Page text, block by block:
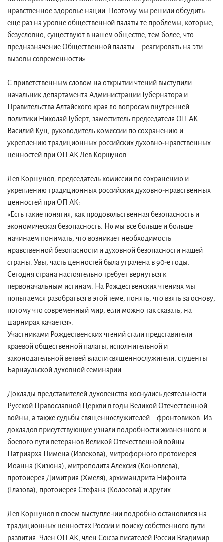
нравственное здоровье нации. Поэтому мы решили обсудить
ещё раз на уровне общественной палаты те проблемы, которые,
безусловно, существуют в нашем обществе, тем более, что
предназначение Общественной палаты – реагировать на эти
вызовы современности».
С приветственным словом на открытии чтений выступили
начальник департамента Администрации Губернатора и
Правительства Алтайского края по вопросам внутренней
политики Николай Губерт, заместитель председателя ОП АК
Василий Куц, руководитель комиссии по сохранению и
укреплению традиционных российских духовно-нравственных
ценностей при ОП АК Лев Коршунов.
Лев Коршунов, председатель комиссии по сохранению и
укреплению традиционных российских духовно-нравственных
ценностей при ОП АК:
«Есть такие понятия, как продовольственная безопасность и
экономическая безопасность. Но мы все больше и больше
начинаем понимать, что возникает необходимость
нравственной безопасности и духовной безопасности нашей
страны. Увы, часть ценностей была утрачена в 90-е годы.
Сегодня страна настоятельно требует вернуться к
первоначальным истинам. На Рождественских чтениях мы
попытаемся разобраться в этой теме, понять, что взять за основу,
потому что современный мир, если можно так сказать, на
шарнирах качается».
Участниками Рождественских чтений стали представители
краевой общественной палаты, исполнительной и
законодательной ветвей власти священнослужители, студенты
Барнаульской духовной семинарии.
Доклады представителей духовенства коснулись деятельности
Русской Православной Церкви в годы Великой Отечественной
войны, а также судьбы священнослужителей – фронтовиков. Из
докладов присутствующие узнали подробности жизненного и
боевого пути ветеранов Великой Отечественной войны:
Патриарха Пимена (Извекова), митрофорного протоиерея
Иоанна (Кизюна), митрополита Алексия (Коноплева),
протоиерея Димитрия (Хмеля), архимандрита Нифонта
(Глазова), протоиерея Стефана (Колосова) и других.
Лев Коршунов в своем выступлении подробно остановился на
традиционных ценностях России и поиску собственного пути
развития. Член ОП АК, член Союза писателей России Владимир